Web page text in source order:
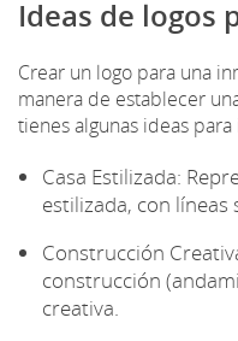
Ideas de logos
Crear un logo para una
manera de establecer
tienes algunas ideas
Casa Estilizada:
estilizada, con
Construcción
construcción
creativa.